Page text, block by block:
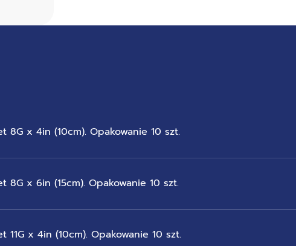
x 4in (10cm). Opakowanie 10 szt.
x 6in (15cm). Opakowanie 10 szt.
x 4in (10cm). Opakowanie 10 szt.